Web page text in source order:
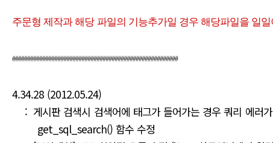
주문형 제작과 해당 파일의 기능추가일 경우 해당파일을 일
#######################################################
4.34.28 (2012.05.24)
: 게시판 검색시 검색어에 태그가 들어가는 경우 쿼리 에러
get_sql_search() 함수 수정